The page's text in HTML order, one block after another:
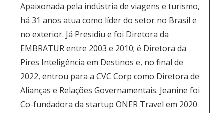
Apaixonada pela indústria de viagens e turismo,
há 31 anos atua como líder do setor no Brasil e
no exterior. Já Presidiu e foi Diretora da
EMBRATUR entre 2003 e 2010; é Diretora da
Pires Inteligência em Destinos e, no final de
2022, entrou para a CVC Corp como Diretora de
Alianças e Relações Governamentais. Jeanine foi
Co-fundadora da startup ONER Travel em 2020